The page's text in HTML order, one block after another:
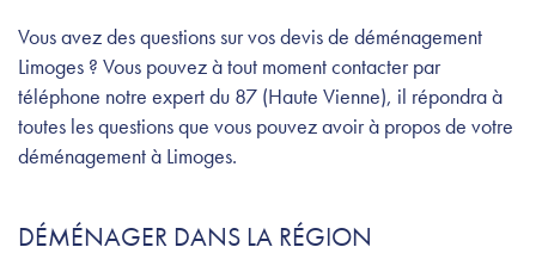
Vous avez des questions sur vos devis de déménagement
Limoges ? Vous pouvez à tout moment contacter par
téléphone notre expert du 87 (Haute Vienne), il répondra à
toutes les questions que vous pouvez avoir à propos de votre
déménagement à Limoges.
DÉMÉNAGER DANS LA RÉGION